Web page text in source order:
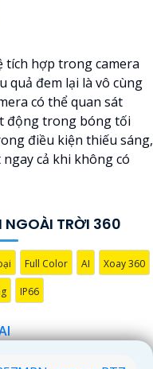
Nghệ AI để
tin cậy.
tích hợp trong camera
quả đem lại là vô cùng
có thể quan sát
động trong bóng tối
điều kiện thiếu sáng,
cả khi không có
NGOÀI TRỜI 360
Full Color AI Xoay 360
IP66